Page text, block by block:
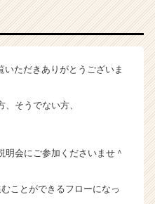
ただきありがとうございま
そうでない方、
明会にご参加くださいませ＾
ことができるフローになっ